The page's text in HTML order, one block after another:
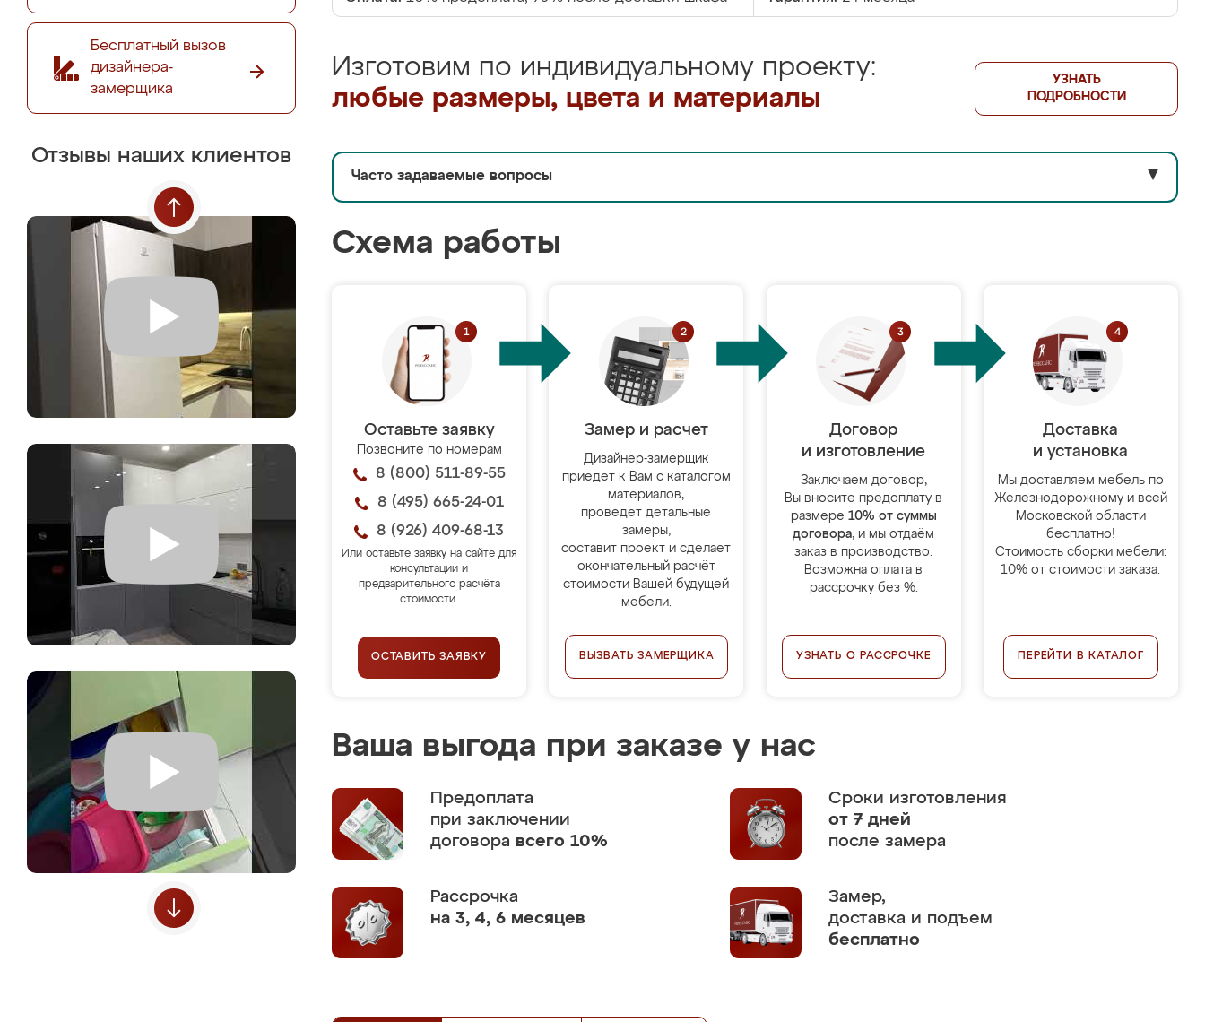
Бесплатный вызов
дизайнера-
замерщика
Отзывы наших клиентов
Изготовим по индивидуальному проекту:
любые размеры, цвета и материалы
УЗНАТЬ
ПОДРОБНОСТИ
Часто задаваемые вопросы ▼
Схема работы
Оставьте заявку
Позвоните по номерам
8 (800) 511-89-55
8 (495) 665-24-01
8 (926) 409-68-13
Или оставьте заявку на сайте для
консультации и
предварительного расчёта
стоимости.
ОСТАВИТЬ ЗАЯВКУ
Замер и расчет
Дизайнер-замерщик
приедет к Вам с каталогом
материалов,
проведёт детальные
замеры,
составит проект и сделает
окончательный расчёт
стоимости Вашей будущей
мебели.
ВЫЗВАТЬ ЗАМЕРЩИКА
Договор
и изготовление
Заключаем договор,
Вы вносите предоплату в
размере 10% от суммы
договора, и мы отдаём
заказ в производство.
Возможна оплата в
рассрочку без %.
УЗНАТЬ О РАССРОЧКЕ
Доставка
и установка
Мы доставляем мебель по
Железнодорожному и всей
Московской области
бесплатно!
Стоимость сборки мебели:
10% от стоимости заказа.
ПЕРЕЙТИ В КАТАЛОГ
Ваша выгода при заказе у нас
Предоплата
при заключении
договора всего 10%
Сроки изготовления
от 7 дней
после замера
Рассрочка
на 3, 4, 6 месяцев
Замер,
доставка и подъем
бесплатно